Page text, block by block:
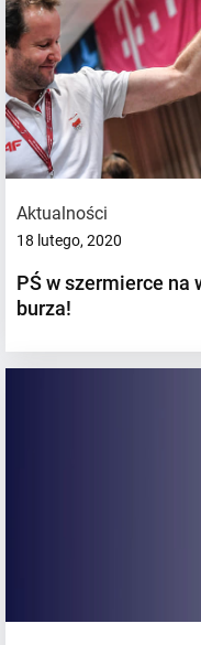
Aktualności
18 lutego, 2020
PŚ w szermierce na
burza!